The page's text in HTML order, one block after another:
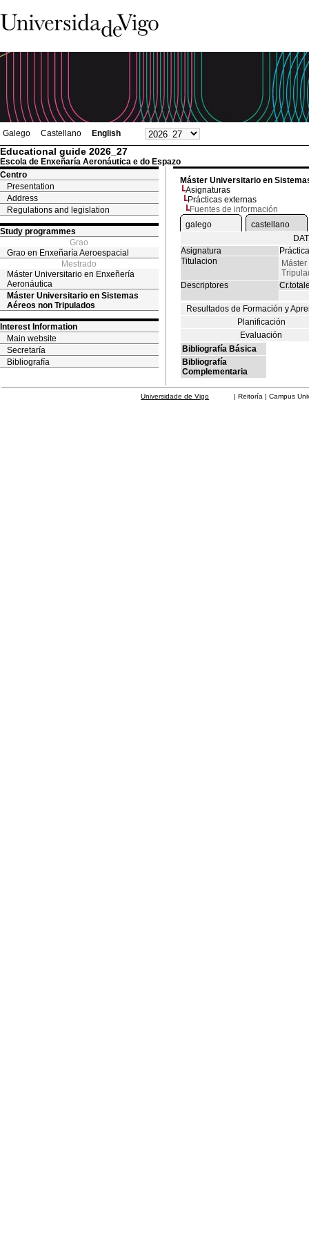
Galego Castellano English
Educational guide 2026_27
Escola de Enxeñaría Aeronáutica e do Espazo
Centro
Presentation
Address
Regulations and legislation
Study programmes
Grao
Grao en Enxeñaría Aeroespacial
Mestrado
Máster Universitario en Enxeñería
Aeronáutica
Máster Universitario en Sistemas
Aéreos non Tripulados
Interest Information
Main website
Secretaría
Bibliografía
Máster Universitario en
Asignaturas
Prácticas externas
Fuentes de información
galego
castellano
Asignatura
Titulacion
Descriptores
Resultados de Formación y
Planificación
Evaluación
Bibliografía Básica
Bibliografía
Complementaria
Universidade de Vigo | Reitoría | Campus